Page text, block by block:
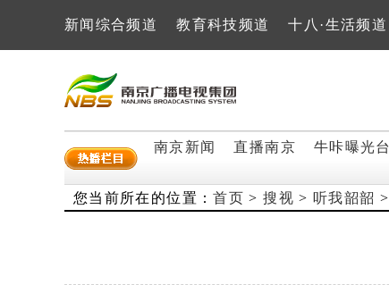
新闻综合频道 教育科技频道 十八·生活频道
南京新闻 直播南京 牛咔曝光台
您当前所在的位置：首页 >搜视 >听我韶韶 >